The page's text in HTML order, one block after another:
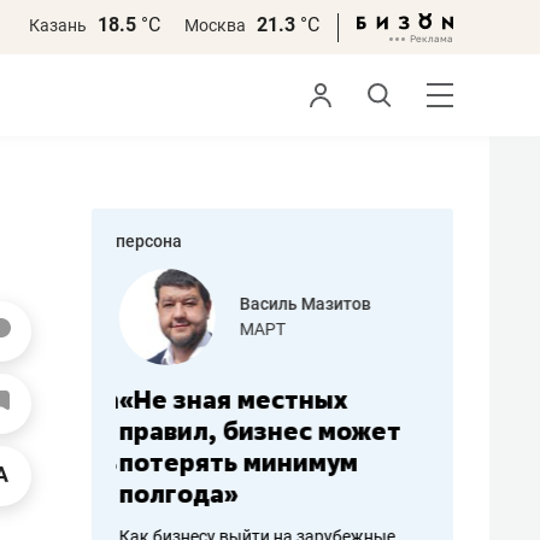
Казань 18.5 °С Москва 21.3 °С
персона
работа
Василь Мазитов
МАРТ
«Не зная местных
правил, бизнес может
потерять минимум
полгода»